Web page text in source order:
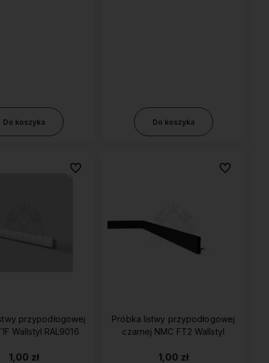
Do koszyka Do koszyka
przypodłogowej
NMC FT1F Wallstyl RAL9016
1,00 zł
Do ulubionych
Próbka listwy przypodłogowej
czarnej NMC FT2 Wallstyl
1,00 zł
Do ulubionych